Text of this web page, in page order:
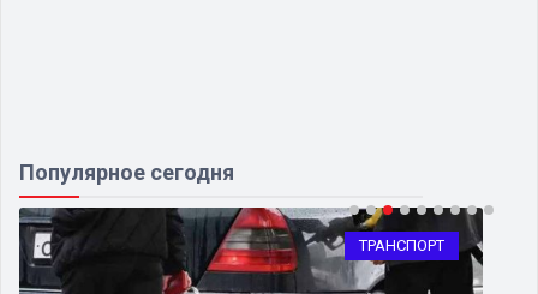
Популярное сегодня
ТРАНСПОРТ